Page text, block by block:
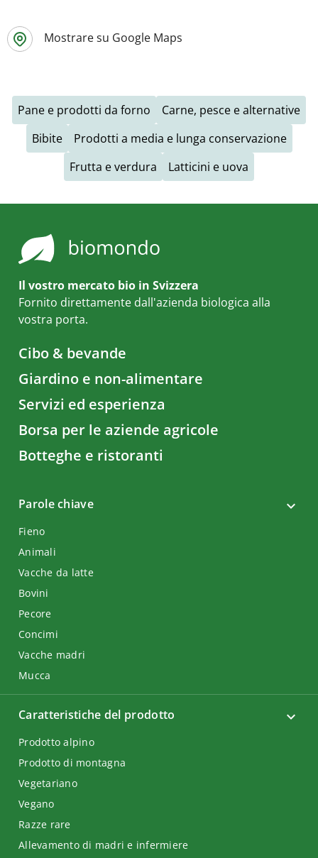
Mostrare su Google Maps
Pane e prodotti da forno
Carne, pesce e alternative
Bibite
Prodotti a media e lunga conservazione
Frutta e verdura
Latticini e uova
Il vostro mercato bio in Svizzera
Fornito direttamente dall'azienda biologica alla
vostra porta.
Cibo & bevande
Giardino e non-alimentare
Servizi ed esperienza
Borsa per le aziende agricole
Botteghe e ristoranti
Parole chiave
Fieno
Animali
Vacche da latte
Bovini
Pecore
Concimi
Vacche madri
Mucca
Caratteristiche del prodotto
Prodotto alpino
Prodotto di montagna
Vegetariano
Vegano
Razze rare
Allevamento di madri e infermiere